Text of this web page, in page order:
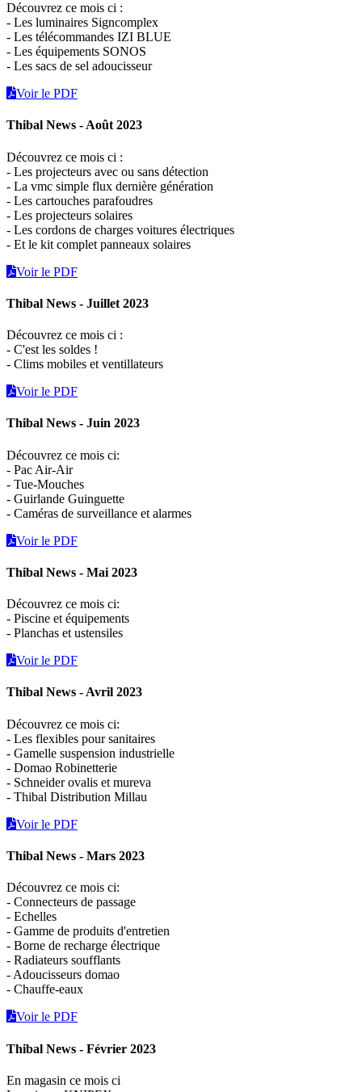
Découvrez ce mois ci :
- Les luminaires Signcomplex
- Les télécommandes IZI BLUE
- Les équipements SONOS
- Les sacs de sel adoucisseur
Voir le PDF
Thibal News - Août 2023
Découvrez ce mois ci :
- Les projecteurs avec ou sans détection
- La vmc simple flux dernière génération
- Les cartouches parafoudres
- Les projecteurs solaires
- Les cordons de charges voitures électriques
- Et le kit complet panneaux solaires
Voir le PDF
Thibal News - Juillet 2023
Découvrez ce mois ci :
- C'est les soldes !
- Clims mobiles et ventillateurs
Voir le PDF
Thibal News - Juin 2023
Découvrez ce mois ci:
- Pac Air-Air
- Tue-Mouches
- Guirlande Guinguette
- Caméras de surveillance et alarmes
Voir le PDF
Thibal News - Mai 2023
Découvrez ce mois ci:
- Piscine et équipements
- Planchas et ustensiles
Voir le PDF
Thibal News - Avril 2023
Découvrez ce mois ci:
- Les flexibles pour sanitaires
- Gamelle suspension industrielle
- Domao Robinetterie
- Schneider ovalis et mureva
- Thibal Distribution Millau
Voir le PDF
Thibal News - Mars 2023
Découvrez ce mois ci:
- Connecteurs de passage
- Echelles
- Gamme de produits d'entretien
- Borne de recharge électrique
- Radiateurs soufflants
- Adoucisseurs domao
- Chauffe-eaux
Voir le PDF
Thibal News - Février 2023
En magasin ce mois ci